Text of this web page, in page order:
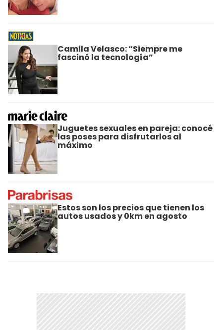
Camila Velasco: “Siempre me
fascinó la tecnología”
Juguetes sexuales en pareja: conocé
las poses para disfrutarlos al
máximo
Estos son los precios que tienen los
autos usados y 0km en agosto